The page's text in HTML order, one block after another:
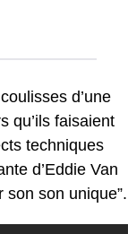
d’une
qu’ils faisaient
techniques
d’Eddie Van
son son unique”.